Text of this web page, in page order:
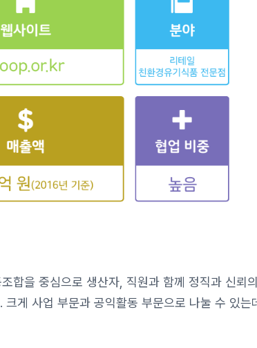
합을 중심으로 생산자, 직원과 함께 정직과 신뢰
게 사업 부문과 공익활동 부문으로 나눌 수 있는